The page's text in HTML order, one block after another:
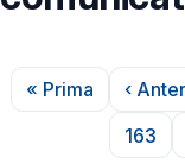
Paginare
Prima pagină
« Prima ‹
163